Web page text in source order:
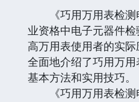
《巧用万用表检测
业资格中电子元器件
高万用表使用者的实
全面地介绍了巧用万
基本方法和实用技巧。
《巧用万用表检测